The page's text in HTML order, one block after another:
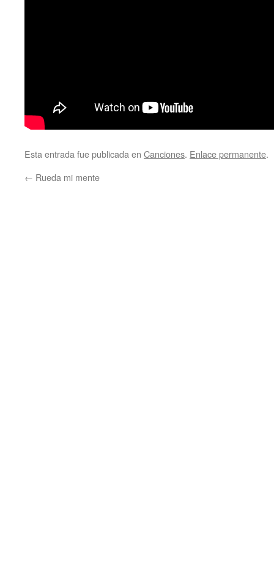
Esta entrada fue publicada en Canciones. Enlace permanente.
← Rueda mi mente